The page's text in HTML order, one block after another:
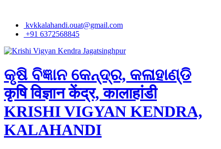
kvkkalahandi.ouat@gmail.com
+91 6372568845
କୃଷି ବିଜ୍ଞାନ କେନ୍ଦ୍ର, କଳାହାଣ୍ଡି
कृषि विज्ञान केंद्र, कालाहांडी
KRISHI VIGYAN KENDRA,
KALAHANDI